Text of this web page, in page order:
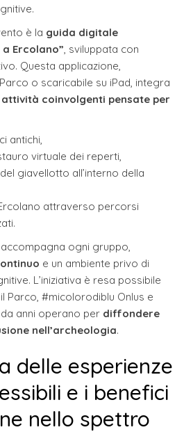
è la guida digitale
Ercolano”, sviluppata con
Questa applicazione,
o scaricabile su iPad, integra
attività coinvolgenti pensate per
antichi,
virtuale dei reperti,
giavellotto all’interno della
attraverso percorsi
ogni gruppo,
e un ambiente privo di
L’iniziativa è resa possibile
Parco, #micolorodiblu Onlus e
anni operano per diffondere
nell’archeologia.
delle esperienze
e i benefici
nello spettro